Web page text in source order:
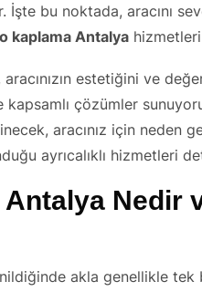
İşte bu noktada, aracını
kaplama Antalya
estetiğini ve
çözümler
aracınız için neden
ayrıcalıklı hizmetleri
Antalya Nedir
akla genellikle tek